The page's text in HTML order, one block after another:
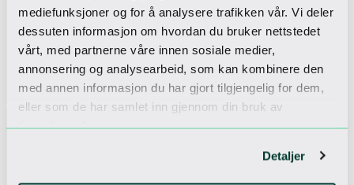
mediefunksjoner og for å analysere trafikken vår. Vi deler
dessuten informasjon om hvordan du bruker nettstedet
vårt, med partnerne våre innen sosiale medier,
annonsering og analysearbeid, som kan kombinere den
med annen informasjon du har gjort tilgjengelig for dem,
eller som de har samlet inn gjennom din bruk av
tjenestene deres.
Detaljer
30 plasser har elbil-ladere fra Kople.
Wi-fi
Overalt på hotellet er det tilgjengelig trådløst nettverk.
Dette er gratis for alle våre gjester, og man behøver ingen
passord.
Dyrevennlig
For deg som ønsker å ha med hunden på fjelltur, er den
også hjertelig velkommen til oss.